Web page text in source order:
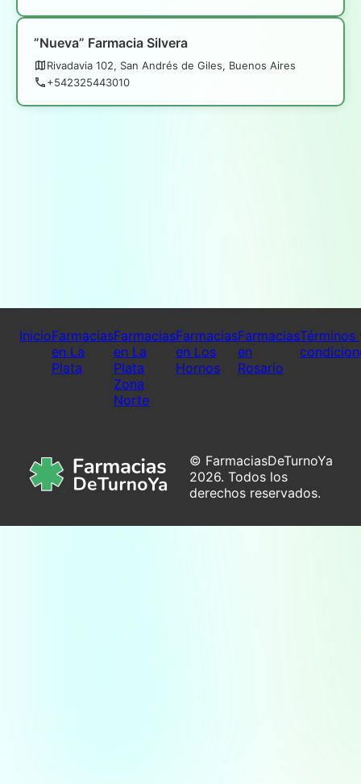
”Nueva” Farmacia Silvera
Rivadavia 102, San Andrés de Giles, Buenos Aires
+542325443010
InicioFarmacias
en La
Plata
Farmacias
en La
Plata
Zona
Norte
Farmacias
en Los
Hornos
Farmacias
en
Rosario
Términos
© FarmaciasDeTurnoYa
2026. Todos los
derechos reservados.